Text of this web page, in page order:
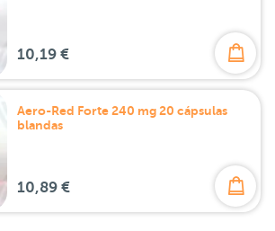
10,19 €
Aero-Red Forte 240 mg 20 cápsulas
blandas
10,89 €